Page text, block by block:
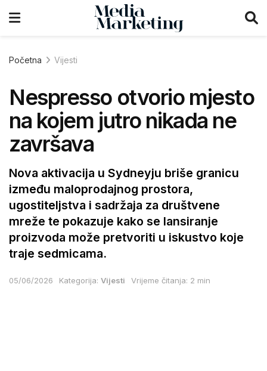
Početna Vijesti
Nespresso otvorio mjesto
na kojem jutro nikada ne
završava
Nova aktivacija u Sydneyju briše granicu
između maloprodajnog prostora,
ugostiteljstva i sadržaja za društvene
mreže te pokazuje kako se lansiranje
proizvoda može pretvoriti u iskustvo koje
traje sedmicama.
05/06/2026 Kategorija: Vijesti Vrijeme čitanja: 2 min